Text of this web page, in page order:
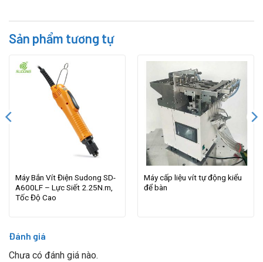
Sản phẩm tương tự
Máy Bắn Vít Điện Sudong SD-
A600LF – Lực Siết 2.25N.m,
Tốc Độ Cao
Máy cấp liệu vít tự động kiểu
để bàn
Đánh giá
Chưa có đánh giá nào.